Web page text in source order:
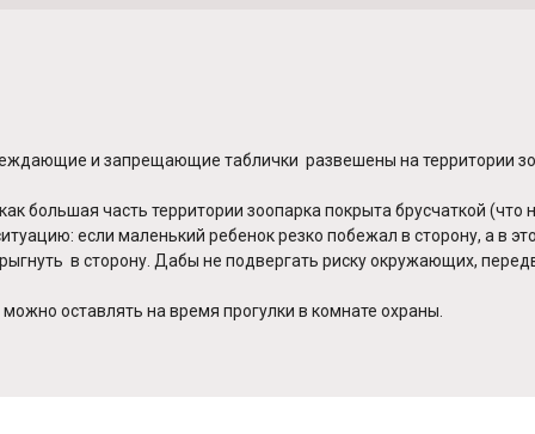
и запрещающие таблички развешены на территории
большая часть территории зоопарка покрыта брусчаткой
если маленький ребенок резко побежал в сторону, а в
в сторону. Дабы не подвергать риску окружающих,
оставлять на время прогулки в комнате охраны.